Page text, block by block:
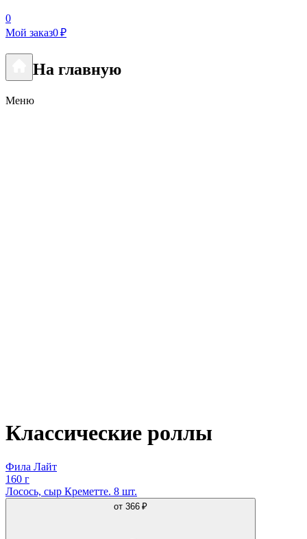
0
Мой заказ0 ₽
На главную
Меню
Классические роллы
Фила Лайт
160 г
Лосось, сыр Креметте. 8 шт.
от 366 ₽